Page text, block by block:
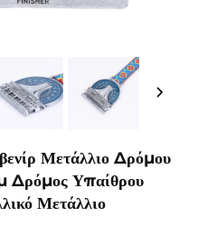
Μετάλλιο Δρόμου
Δρόμος Υπαίθρου
Μετάλλιο